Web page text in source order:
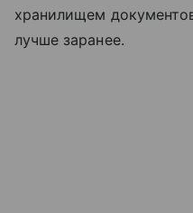
хранилищем
лучше заранее.